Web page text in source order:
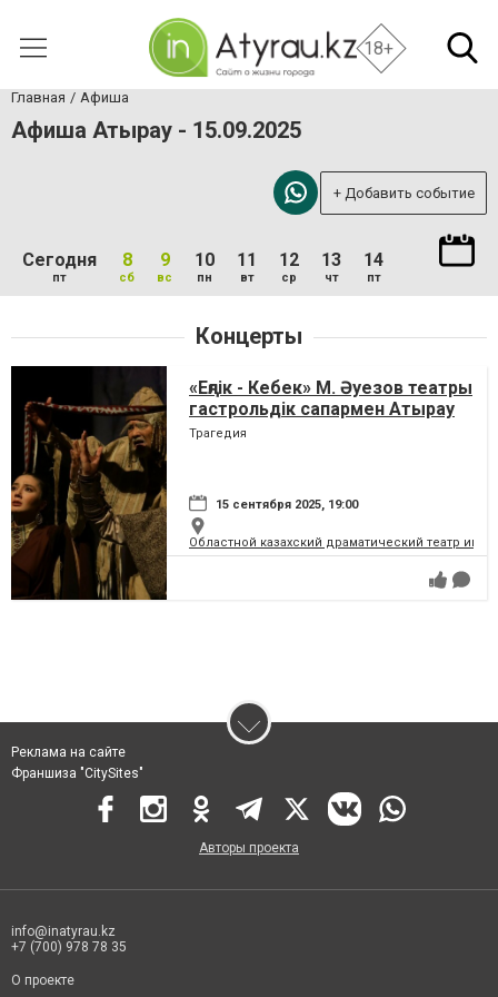
18+
Главная Афиша
Афиша Атырау - 15.09.2025
+ Добавить событие
Сегодня
пт
8
сб
9
вс
10
пн
11
вт
12
ср
13
чт
14
пт
Концерты
«Еңлік - Кебек» М. Әуезов театры
гастрольдік сапармен Атырау
қаласында
Трагедия
15 сентября 2025, 19:00
Областной казахский драматический театр
Реклама на сайте
Франшиза "CitySites"
Авторы проекта
info@inatyrau.kz
+7 (700) 978 78 35
О проекте